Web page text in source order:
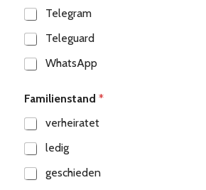
Telegram
Teleguard
WhatsApp
Familienstand *
verheiratet
ledig
geschieden